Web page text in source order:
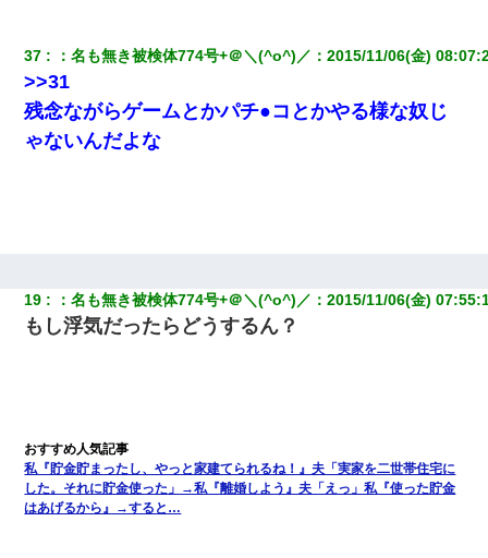
37 ：名も無き被検体774号+＠＼(^o^)／ ：2015/11/06(金)
>>31
残念ながらゲームとかパチ●コとかやる様な奴じ
ゃないんだよな
19 ：名も無き被検体774号+＠＼(^o^)／ ：2015/11/06(金)
もし浮気だったらどうするん？
私『貯金貯まったし、やっと家建てられるね！』夫「実家を二世帯住宅に
した。それに貯金使った」→私『離婚しよう』夫「えっ」私『使った貯金
はあげるから』→すると…